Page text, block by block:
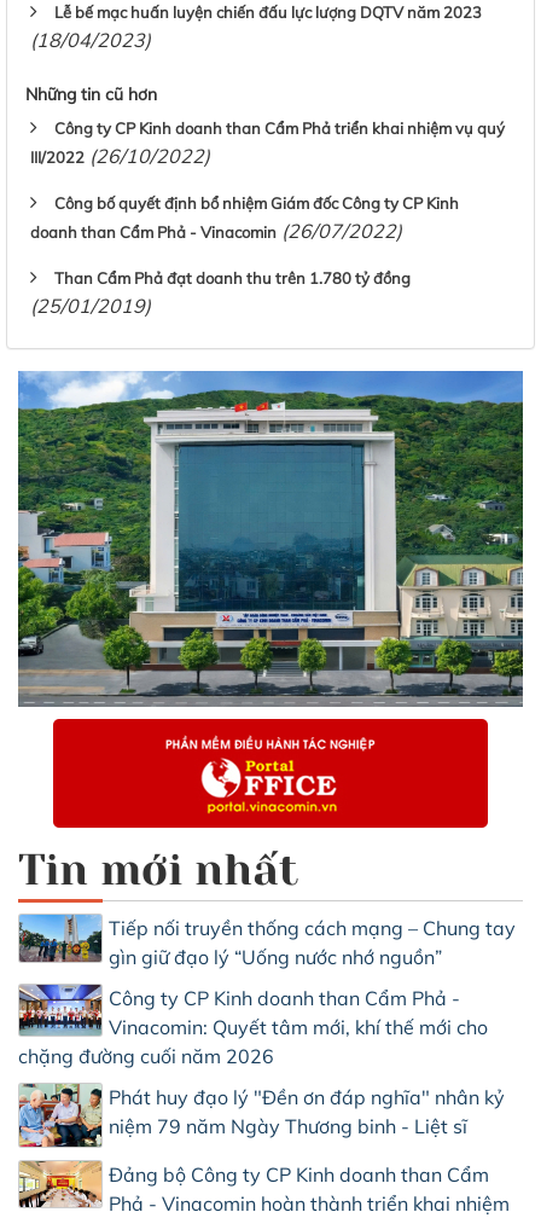
Lễ bế mạc huấn luyện chiến đấu lực lượng DQTV năm 2023
(18/04/2023)
Những tin cũ hơn
Công ty CP Kinh doanh than Cẩm Phả triển khai nhiệm vụ quý
III/2022 (26/10/2022)
Công bố quyết định bổ nhiệm Giám đốc Công ty CP Kinh
doanh than Cẩm Phả - Vinacomin (26/07/2022)
Than Cẩm Phả đạt doanh thu trên 1.780 tỷ đồng
(25/01/2019)
Tin mới nhất
Tiếp nối truyền thống cách mạng – Chung tay
gìn giữ đạo lý “Uống nước nhớ nguồn”
Công ty CP Kinh doanh than Cẩm Phả -
Vinacomin: Quyết tâm mới, khí thế mới cho
chặng đường cuối năm 2026
Phát huy đạo lý "Đền ơn đáp nghĩa" nhân kỷ
niệm 79 năm Ngày Thương binh - Liệt sĩ
Đảng bộ Công ty CP Kinh doanh than Cẩm
Phả - Vinacomin hoàn thành triển khai nhiệm